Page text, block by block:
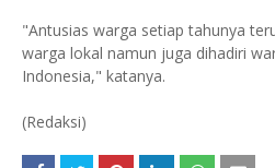
"Antusias warga setiap tahunya
warga lokal namun juga dihadiri
Indonesia," katanya.
(Redaksi)